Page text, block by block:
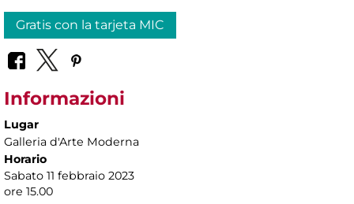
Gratis con la tarjeta MIC
Informazioni
Lugar
Galleria d'Arte Moderna
Horario
Sabato 11 febbraio 2023
ore 15.00